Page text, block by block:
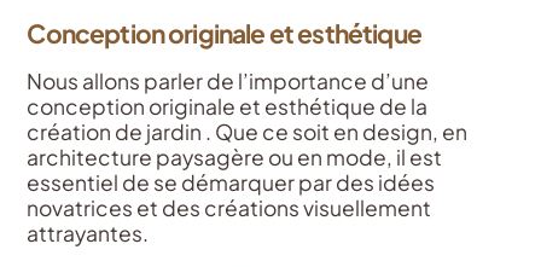
Conception originale et esthétique
Nous allons parler de l’importance d’une
conception originale et esthétique de la
création de jardin . Que ce soit en design, en
architecture paysagère ou en mode, il est
essentiel de se démarquer par des idées
novatrices et des créations visuellement
attrayantes.